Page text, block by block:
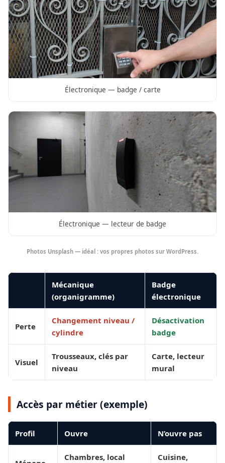
Électronique — badge / carte
Électronique — lecteur de badge
Photos Unsplash — idéal : vos propres photos sur WordPress.
Mécanique
(organigramme)
Badge
électronique
Perte
Changement niveau /
cylindre
Désactivation
badge
Visuel
Trousseaux, clés par
niveau
Carte, lecteur
mural
Accès par métier (exemple)
Profil Ouvre N’ouvre pas
Chambres, local Cuisine,